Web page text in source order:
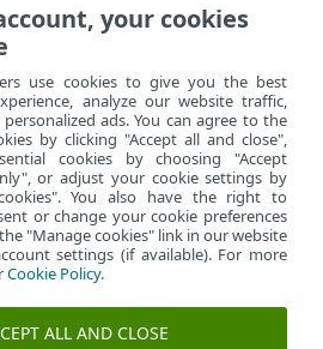
задача
для ПК
your cookies
use cookies to give you the best
analyze our website traffic,
ads. You can agree to the
by clicking "Accept all and close",
cookies by choosing "Accept
or adjust your cookie settings by
You also have the right to
or change your cookie preferences
"Manage cookies" link in our website
settings (if available). For more
Cookie Policy.
ALL AND CLOSE